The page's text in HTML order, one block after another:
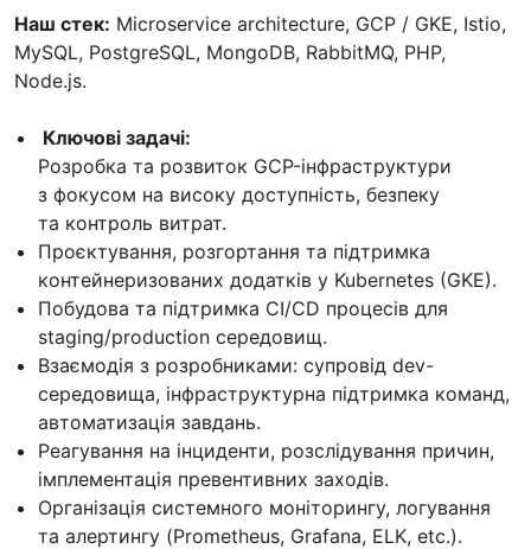
Наш стек: Microservice architecture, GCP / GKE, Istio,
MySQL, PostgreSQL, MongoDB, RabbitMQ, PHP,
Node.js.
Ключові задачі:
Розробка та розвиток GCP-інфраструктури
з фокусом на високу доступність, безпеку
та контроль витрат.
Проєктування, розгортання та підтримка
контейнеризованих додатків у Kubernetes (GKE).
Побудова та підтримка CI/CD процесів для
staging/production середовищ.
Взаємодія з розробниками: супровід dev-
середовища, інфраструктурна підтримка команд,
автоматизація завдань.
Реагування на інциденти, розслідування причин,
імплементація превентивних заходів.
Організація системного моніторингу, логування
та алертингу (Prometheus, Grafana, ELK, etc.).